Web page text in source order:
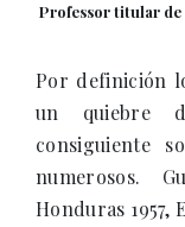
Professor titular de
Por definición
un quiebre
consiguiente
numerosos.
Honduras 1957,